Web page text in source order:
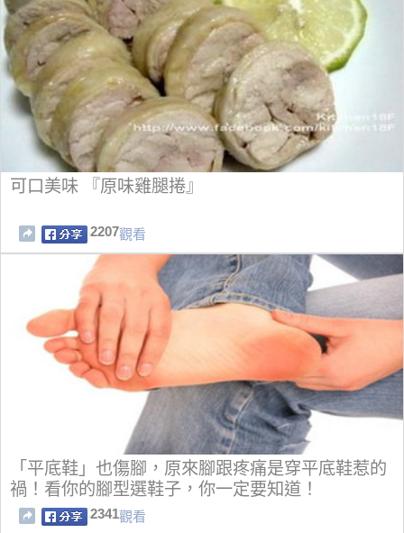
可口美味 『原味雞腿捲』
2207觀看
「平底鞋」也傷腳，原來腳跟疼痛是穿平底鞋惹的
禍！看你的腳型選鞋子，你一定要知道！
2341觀看